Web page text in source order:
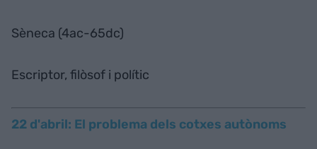
Sèneca (4ac-65dc)
Escriptor, filòsof i polític
22 d'abril: El problema dels cotxes autònoms